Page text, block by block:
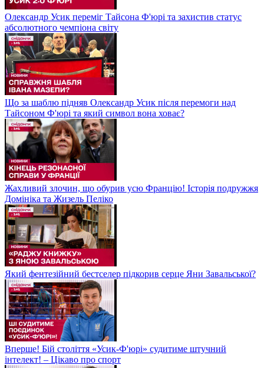
Олександр Усик переміг Тайсона Ф'юрі та захистив статус
абсолютного чемпіона світу
Що за шаблю підняв Олександр Усик після перемоги над
Тайсоном Ф'юрі та який символ вона ховає?
Жахливий злочин, що обурив усю Францію! Історія подружжя
Домініка та Жизель Пеліко
Який фентезійний бестселер підкорив серце Яни Завальської?
Вперше! Бій століття «Усик-Ф'юрі» судитиме штучний
інтелект! – Цікаво про спорт